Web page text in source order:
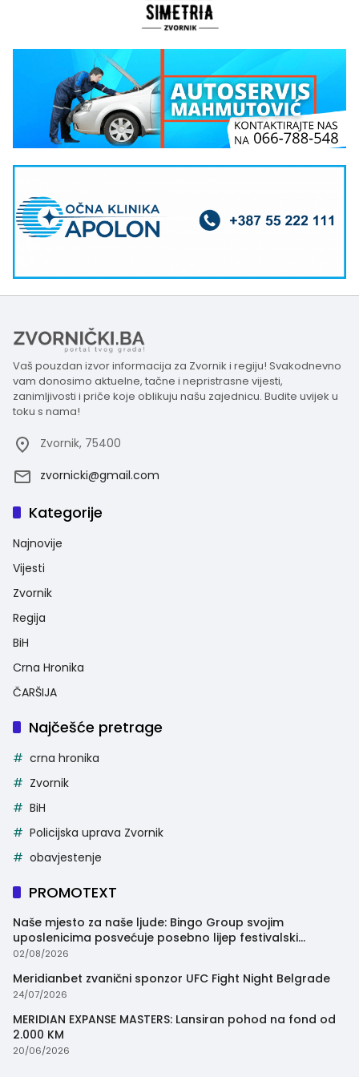
Vaš pouzdan izvor informacija za Zvornik i regiju! Svakodnevno
vam donosimo aktuelne, tačne i nepristrasne vijesti,
zanimljivosti i priče koje oblikuju našu zajednicu. Budite uvijek u
toku s nama!
Zvornik, 75400
zvornicki@gmail.com
Kategorije
Najnovije
Vijesti
Zvornik
Regija
BiH
Crna Hronika
ČARŠIJA
Najčešće pretrage
crna hronika
Zvornik
BiH
Policijska uprava Zvornik
obavjestenje
PROMOTEXT
Naše mjesto za naše ljude: Bingo Group svojim
uposlenicima posvećuje posebno lijep festivalski
trenutak
02/08/2026
Meridianbet zvanični sponzor UFC Fight Night Belgrade
24/07/2026
MERIDIAN EXPANSE MASTERS: Lansiran pohod na fond od
2.000 KM
20/06/2026